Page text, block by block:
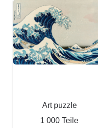
Art puzzle
1 000 Teile